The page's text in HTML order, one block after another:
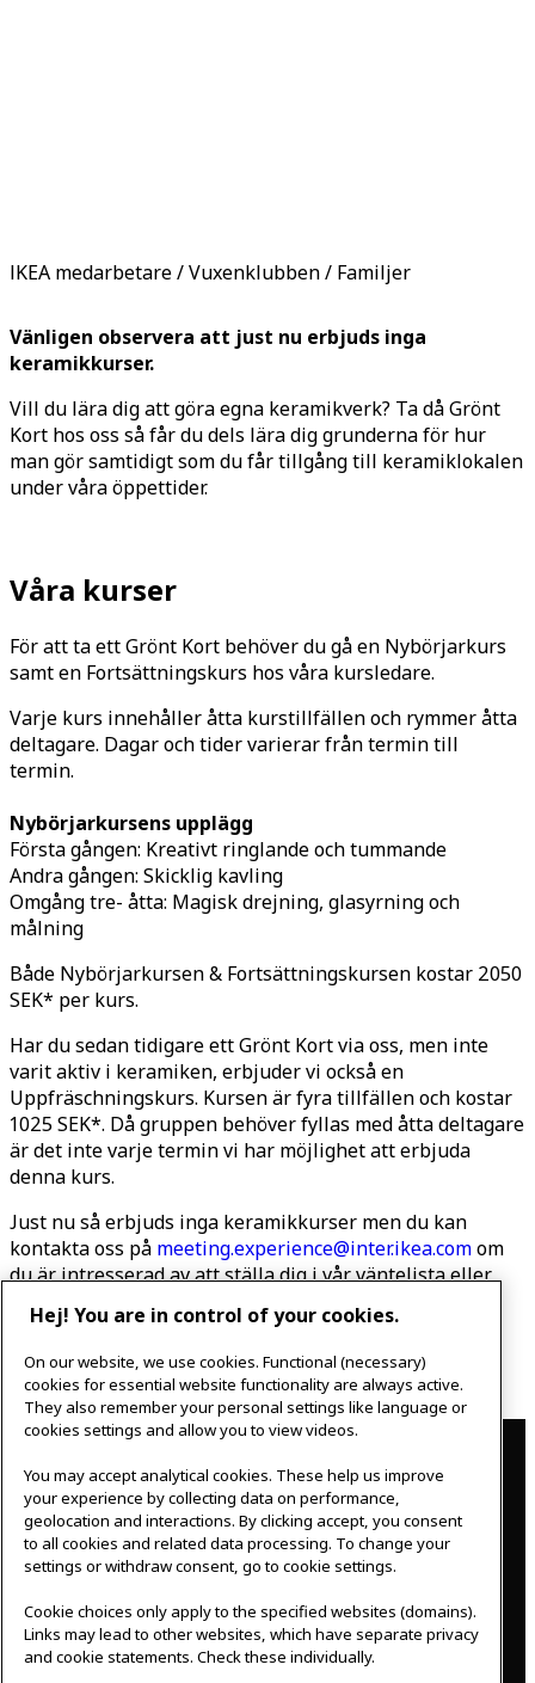
IKEA medarbetare / Vuxenklubben / Familjer
Vänligen observera att just nu erbjuds inga
keramikkurser.
Vill du lära dig att göra egna keramikverk? Ta då Grönt
Kort hos oss så får du dels lära dig grunderna för hur
man gör samtidigt som du får tillgång till keramiklokalen
under våra öppettider.
Våra kurser
För att ta ett Grönt Kort behöver du gå en Nybörjarkurs
samt en Fortsättningskurs hos våra kursledare.
Varje kurs innehåller åtta kurstillfällen och rymmer åtta
deltagare. Dagar och tider varierar från termin till
termin.
Nybörjarkursens upplägg
Första gången: Kreativt ringlande och tummande
Andra gången: Skicklig kavling
Omgång tre- åtta: Magisk drejning, glasyrning och
målning
Både Nybörjarkursen & Fortsättningskursen kostar 2050
SEK* per kurs.
Har du sedan tidigare ett Grönt Kort via oss, men inte
varit aktiv i keramiken, erbjuder vi också en
Uppfräschningskurs. Kursen är fyra tillfällen och kostar
1025 SEK*. Då gruppen behöver fyllas med åtta deltagare
är det inte varje termin vi har möjlighet att erbjuda
denna kurs.
Just nu så erbjuds inga keramikkurser men du kan
kontakta oss på meeting.experience@inter.ikea.comom
du är intresserad av att ställa dig i vår väntelista eller
Material ingår inte i kursavgiften; du betalar för dem
separat efter att kursen är slut.
Contact
IKEAgatan 8
343 36 Älmhult, Sweden
0476 44 07 60
meeting.experience@inter.ikea.com
Follow us
Hej! You are in control of your cookies.
On our website, we use cookies. Functional (necessary)
cookies for essential website functionality are always active.
They also remember your personal settings like language or
cookies settings and allow you to view videos.
You may accept analytical cookies. These help us improve
your experience by collecting data on performance,
geolocation and interactions. By clicking accept, you consent
to all cookies and related data processing. To change your
settings or withdraw consent, go to cookie settings.
Cookie choices only apply to the specified websites (domains).
Links may lead to other websites, which have separate privacy
and cookie statements. Check these individually.